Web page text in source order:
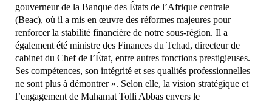
gouverneur de la Banque des États de l’Afrique centrale
(Beac), où il a mis en œuvre des réformes majeures pour
renforcer la stabilité financière de notre sous-région. Il a
également été ministre des Finances du Tchad, directeur de
cabinet du Chef de l’État, entre autres fonctions prestigieuses.
Ses compétences, son intégrité et ses qualités professionnelles
ne sont plus à démontrer ». Selon elle, la vision stratégique et
l’engagement de Mahamat Tolli Abbas envers le